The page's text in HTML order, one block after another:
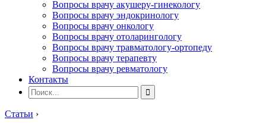
Вопросы врачу акушеру-гинекологу
Вопросы врачу эндокринологу
Вопросы врачу онкологу
Вопросы врачу отоларингологу
Вопросы врачу травматологу-ортопеду
Вопросы врачу терапевту
Вопросы врачу ревматологу
Контакты
Статьи ›